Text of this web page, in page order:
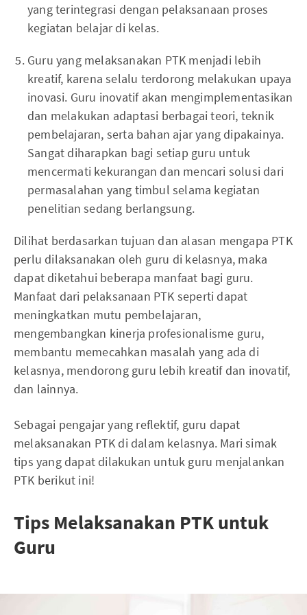
yang terintegrasi dengan pelaksanaan proses
kegiatan belajar di kelas.
Guru yang melaksanakan PTK menjadi lebih
kreatif, karena selalu terdorong melakukan upaya
inovasi. Guru inovatif akan mengimplementasikan
dan melakukan adaptasi berbagai teori, teknik
pembelajaran, serta bahan ajar yang dipakainya.
Sangat diharapkan bagi setiap guru untuk
mencermati kekurangan dan mencari solusi dari
permasalahan yang timbul selama kegiatan
penelitian sedang berlangsung.
Dilihat berdasarkan tujuan dan alasan mengapa PTK
perlu dilaksanakan oleh guru di kelasnya, maka
dapat diketahui beberapa manfaat bagi guru.
Manfaat dari pelaksanaan PTK seperti dapat
meningkatkan mutu pembelajaran,
mengembangkan kinerja profesionalisme guru,
membantu memecahkan masalah yang ada di
kelasnya, mendorong guru lebih kreatif dan inovatif,
dan lainnya.
Sebagai pengajar yang reflektif, guru dapat
melaksanakan PTK di dalam kelasnya. Mari simak
tips yang dapat dilakukan untuk guru menjalankan
PTK berikut ini!
Tips Melaksanakan PTK untuk
Guru